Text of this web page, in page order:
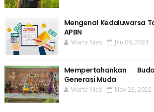
Mengenal Kedaluwarsa
APBN
Warta Nias Jan 09, 2023
Mempertahankan
Generasi Muda
Warta Nias Nov 23, 2022